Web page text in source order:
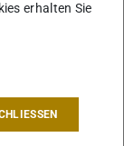
unsere
erhalten Sie